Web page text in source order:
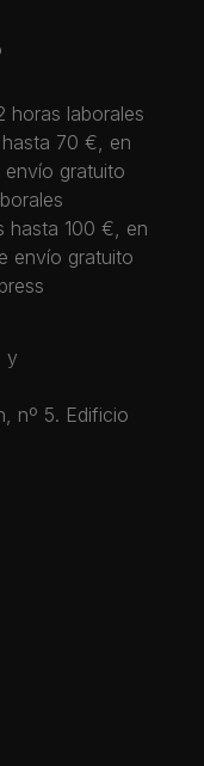
horas laborales
70 €, en
gratuito
hasta 100 €, en
envío gratuito
y
nº 5. Edificio